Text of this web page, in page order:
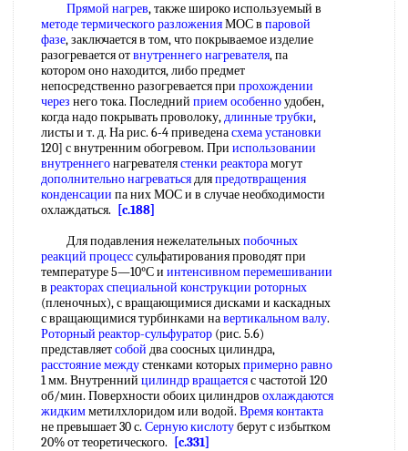
Прямой нагрев, также широко используемый в
методе термического разложенияМОС в паровой
фазе, заключается в том, что покрываемое изделие
разогревается отвнутреннего нагревателя, па
котором оно находится, либо предмет
непосредственно разогревается при прохождении
через него тока. Последний прием особенноудобен,
когда надо покрывать проволоку,длинные трубки,
листы и т. д. На рис. 6-4 приведенасхема установки
120] с внутренним обогревом. При использовании
внутреннегонагревателястенки реакторамогут
дополнительно нагреватьсядляпредотвращения
конденсации па них МОС и в случае необходимости
охлаждаться.
[c.188]
Для подавления нежелательныхпобочных
реакций процесссульфатирования проводят при
температуре 5—10°С и интенсивном перемешивании
в реакторах специальной конструкции роторных
(пленочных), с вращающимися дисками и каскадных
с вращающимися турбинками навертикальном валу.
Роторный реактор-сульфуратор (рис. 5.6)
представляетсобой два соосных цилиндра,
расстояние междустенками которыхпримерно равно
1 мм. Внутренний цилиндр вращаетсяс частотой 120
об/мин. Поверхности обоих цилиндров охлаждаются
жидкимметилхлоридом или водой. Время контакта
не превышает 30 с. Серную кислотуберут с избытком
20% от теоретического.
[c.331]